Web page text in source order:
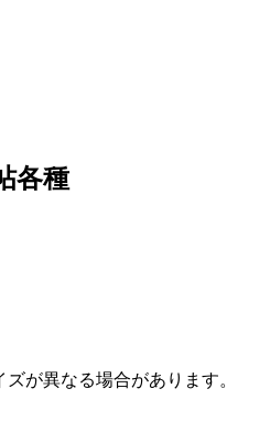
各種
が異なる場合があります。